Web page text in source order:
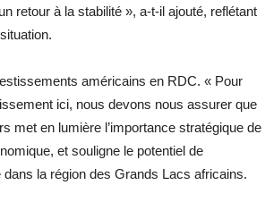
retour à la stabilité », a-t-il ajouté, reflétant
américains en RDC. « Pour
ici, nous devons nous assurer que
met en lumière l’importance stratégique de
et souligne le potentiel de
la région des Grands Lacs africains.